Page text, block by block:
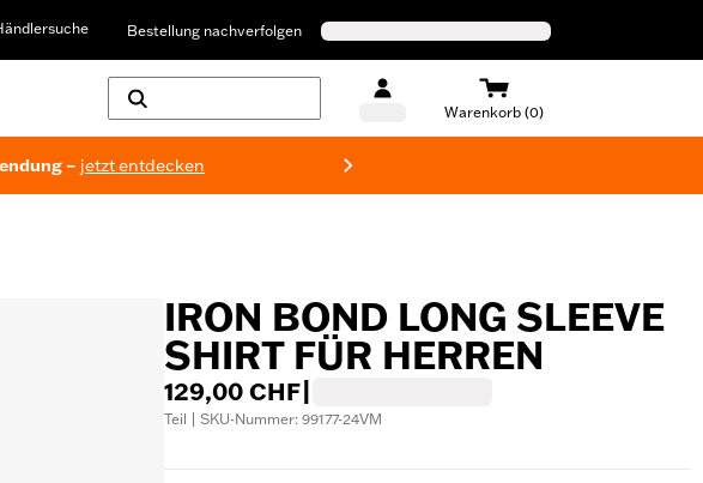
Bestellung nachverfolgen
Warenkorb (0)
– jetzt entdecken
IRON BOND LONG SLEEVE
SHIRT FÜR HERREN
129,00 CHF
Teil | SKU-Nummer: 99177-24VM